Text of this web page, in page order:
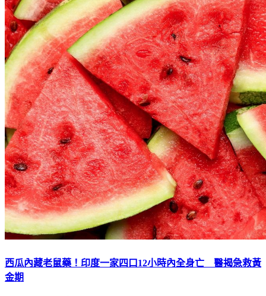
西瓜內藏老鼠藥！印度一家四口12小時內全身亡 醫揭急救黃
金期